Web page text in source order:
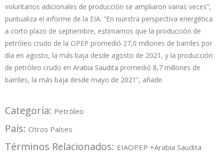
voluntarios adicionales de producción se ampliaron varias veces”,
puntualiza el informe de la EIA. “En nuestra perspectiva energética
a corto plazo de septiembre, estimamos que la producción de
petróleo crudo de la OPEP promedió 27,0 millones de barriles por
día en agosto, la más baja desde agosto de 2021, y la producción
de petróleo crudo en Arabia Saudita promedió 8,7 millones de
barriles, la más baja desde mayo de 2021”, añade.
Categoría: Petróleo
País: Otros Países
Términos Relacionados: EIAOPEP +Arabia Saudita